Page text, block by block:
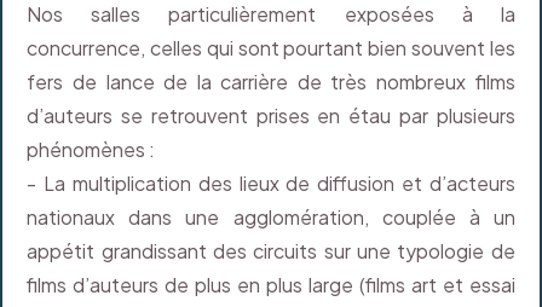
Nos salles particulièrement exposées à la
concurrence, celles qui sont pourtant bien souvent les
fers de lance de la carrière de très nombreux films
d’auteurs se retrouvent prises en étau par plusieurs
phénomènes :
- La multiplication des lieux de diffusion et d’acteurs
nationaux dans une agglomération, couplée à un
appétit grandissant des circuits sur une typologie de
films d’auteurs de plus en plus large (films art et essai